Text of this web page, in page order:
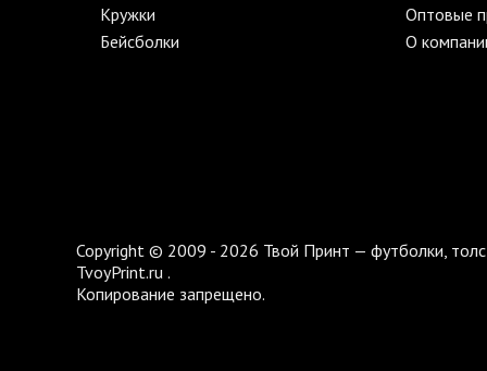
Кружки
Бейсболки
Оптовые
О
Copyright © 2009 - 2026 Твой Принт — футболки,
TvoyPrint.ru .
Копирование запрещено.